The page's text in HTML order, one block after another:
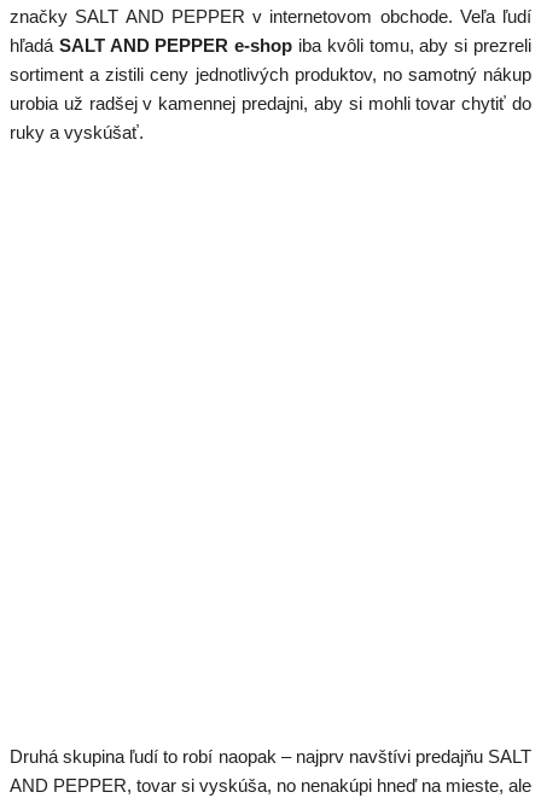
značky SALT AND PEPPER v internetovom obchode. Veľa ľudí
hľadá SALT AND PEPPER e-shop iba kvôli tomu, aby si prezreli
sortiment a zistili ceny jednotlivých produktov, no samotný nákup
urobia už radšej v kamennej predajni, aby si mohli tovar chytiť do
ruky a vyskúšať.
Druhá skupina ľudí to robí naopak – najprv navštívi predajňu SALT
AND PEPPER, tovar si vyskúša, no nenakúpi hneď na mieste, ale